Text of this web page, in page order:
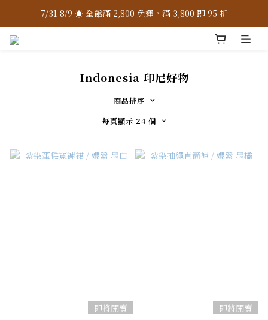
7/31-8/9 ☀️ 全館滿 2,800 免運，滿 3,800 即 95 折
7/31-8/9 ☀️ 全館滿 2,800 免運，滿 3,800 即 95 折
7/31-8/9 ☀️ 全館滿 2,800 免運，滿 3,800 即 95 折
Indonesia 印尼好物
商品排序
每頁顯示 24 個
即將開賣 即將開賣